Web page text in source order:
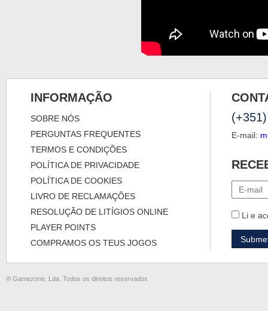
INFORMAÇÃO
SOBRE NÓS
PERGUNTAS FREQUENTES
TERMOS E CONDIÇÕES
POLÍTICA DE PRIVACIDADE
POLÍTICA DE COOKIES
LIVRO DE RECLAMAÇÕES
RESOLUÇÃO DE LITÍGIOS ONLINE
PLAYER POINTS
COMPRAMOS OS TEUS JOGOS
E-mail:
Li e
® Gamezone, Lda. Todos os direitos reservados